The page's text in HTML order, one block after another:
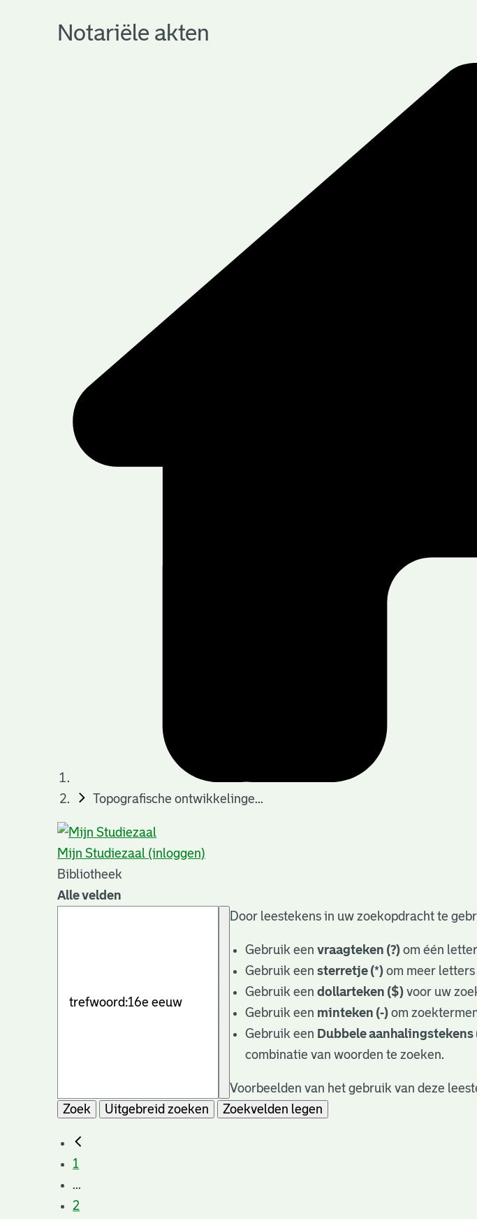
archieven
Notariële akten
Topografische ontwikkelinge...
Mijn Studiezaal (inloggen)
Bibliotheek
Alle velden
Door leestekens in uw zoekopdracht te
Gebruik eenvraagteken (?) om één
Gebruik eensterretje (*) om meer
Gebruik eendollarteken ($) voor uw
Gebruik een minteken (-) om
Gebruik een Dubbele aanhalingstekens
combinatie van woorden te zoeken.
Voorbeelden van het gebruik van deze
Zoek
Uitgebreid zoeken Zoekvelden legen
1
...
2